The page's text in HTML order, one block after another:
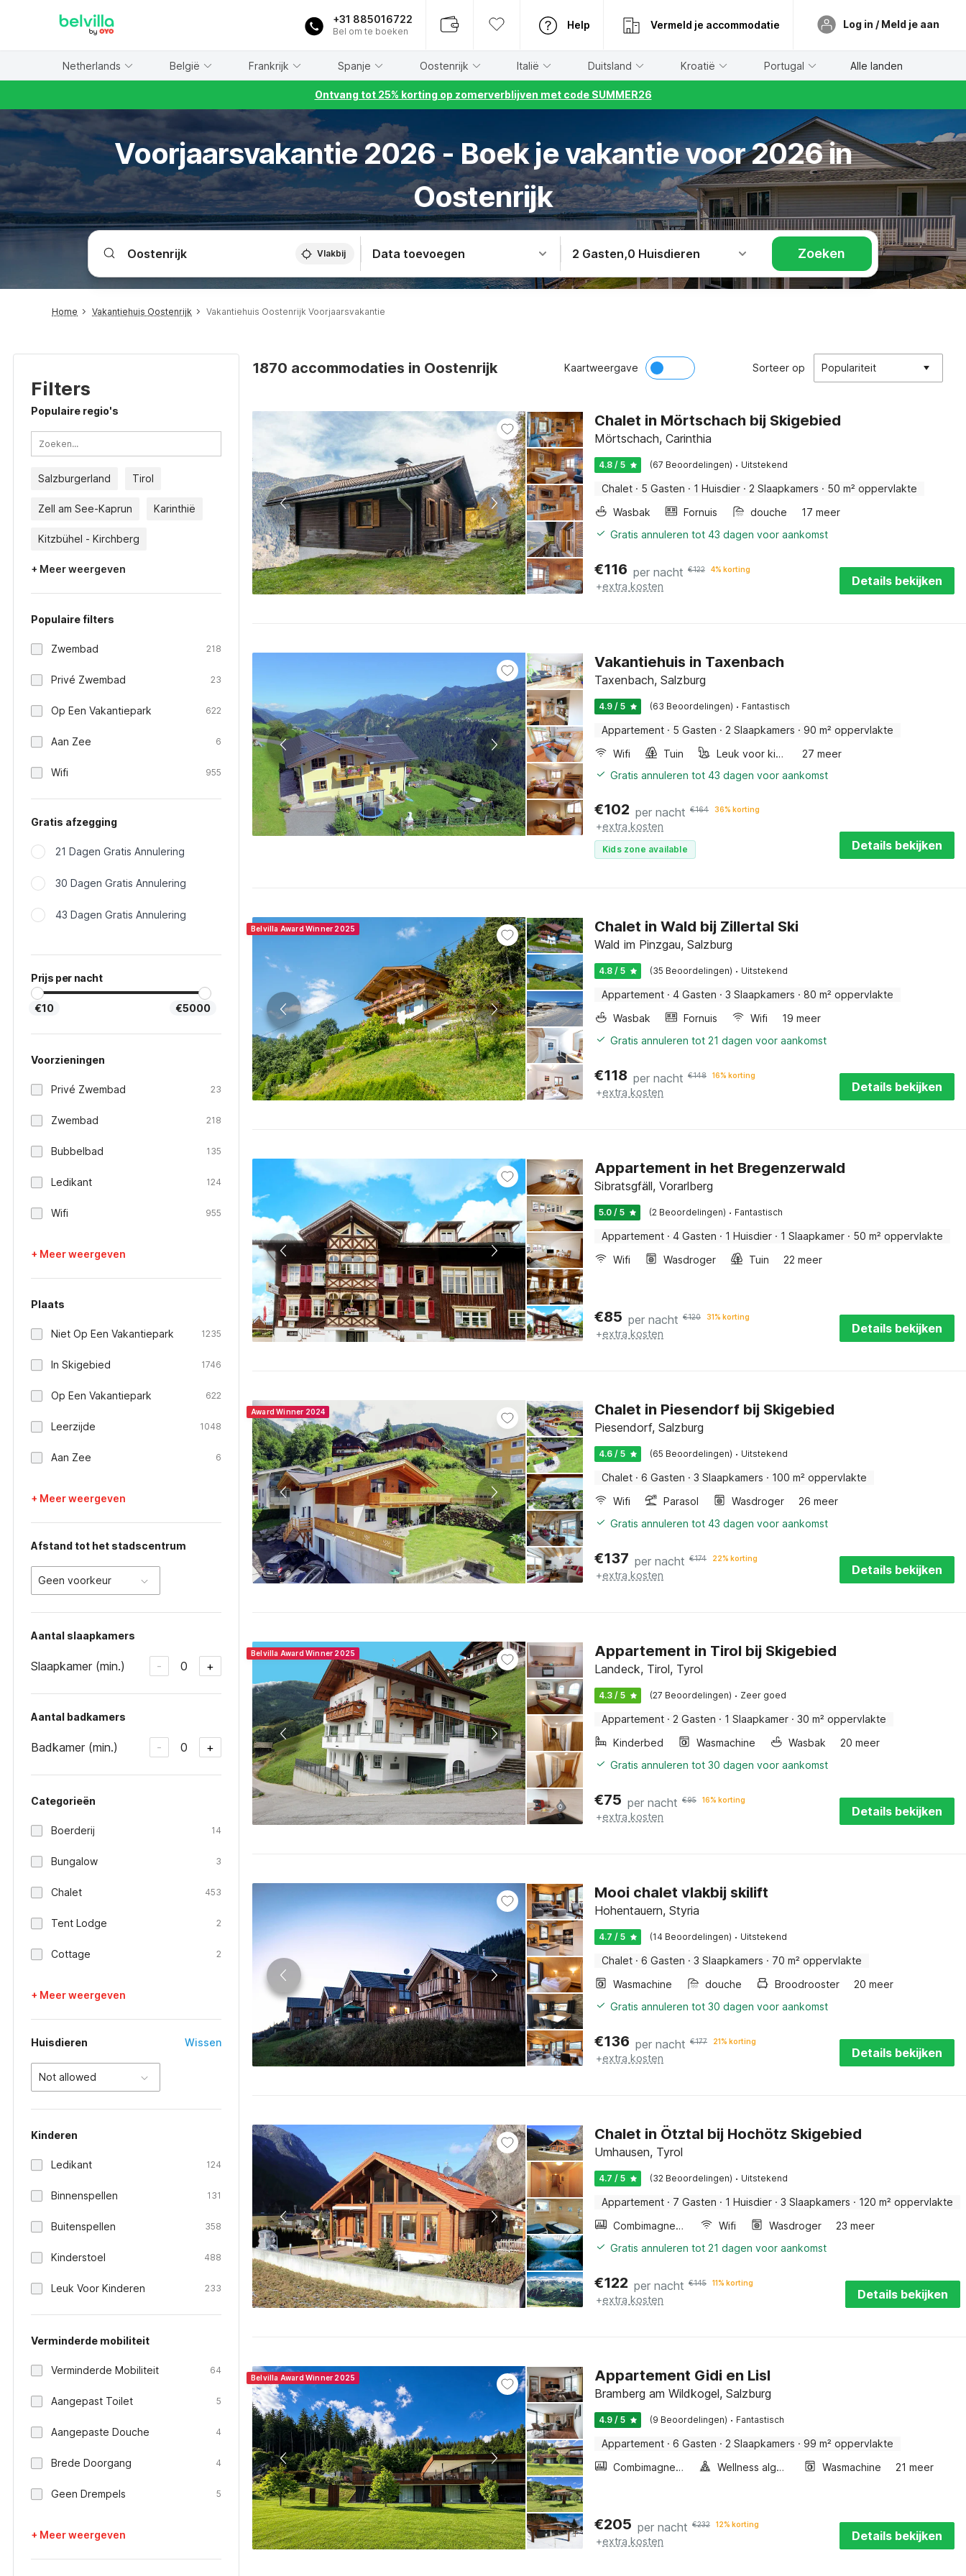
+31 885016722
Bel om te boeken
Help Vermeld je accommodatie Log in / Meld je aan
Netherlands België Frankrijk Spanje Oostenrijk Italië Duitsland Kroatië Portugal Alle landen
Ontvang tot 25% korting op zomerverblijven met code SUMMER26
Voorjaarsvakantie 2026 - Boek je vakantie voor 2026 in
Oostenrijk
Vlakbij Data toevoegen 2 Gasten,0 Huisdieren Zoeken
Home Vakantiehuis Oostenrijk Vakantiehuis Oostenrijk Voorjaarsvakantie
Filters
Populaire regio's
Salzburgerland Tirol
Zell am See-Kaprun Karinthië
Kitzbühel - Kirchberg
+ Meer weergeven
Populaire filters
Zwembad 218
Privé Zwembad 23
Op Een Vakantiepark 622
Aan Zee 6
Wifi 955
Gratis afzegging
21 Dagen Gratis Annulering
30 Dagen Gratis Annulering
43 Dagen Gratis Annulering
Prijs per nacht
€10 €5000
Voorzieningen
Privé Zwembad 23
Zwembad 218
Bubbelbad 135
Ledikant 124
Wifi 955
+ Meer weergeven
Plaats
Niet Op Een Vakantiepark 1235
In Skigebied 1746
Op Een Vakantiepark 622
Leerzijde 1048
Aan Zee 6
+ Meer weergeven
Afstand tot het stadscentrum
Geen voorkeur
Aantal slaapkamers
Slaapkamer (min.) - 0 +
Aantal badkamers
Badkamer (min.) - 0 +
Categorieën
Boerderij 14
Bungalow 3
Chalet 453
Tent Lodge 2
Cottage 2
+ Meer weergeven
Huisdieren Wissen
Not allowed
Kinderen
Ledikant 124
Binnenspellen 131
Buitenspellen 358
Kinderstoel 488
Leuk Voor Kinderen 233
Verminderde mobiliteit
Verminderde Mobiliteit 64
Aangepast Toilet 5
Aangepaste Douche 4
Brede Doorgang 4
Geen Drempels 5
+ Meer weergeven
1870 accommodaties in Oostenrijk Kaartweergave Sorteer op Populariteit
Chalet in Mörtschach bij Skigebied
Mörtschach, Carinthia
4.8 / 5 (67 Beoordelingen) · Uitstekend
Chalet · 5 Gasten · 1 Huisdier · 2 Slaapkamers · 50 m² oppervlakte
Wasbak
Fornuis douche
17 meer
Gratis annuleren tot 43 dagen voor aankomst
€116 per nacht €122 4% korting
+extra kosten Details bekijken
Vakantiehuis in Taxenbach
Taxenbach, Salzburg
4.9 / 5 (63 Beoordelingen) · Fantastisch
Appartement · 5 Gasten · 2 Slaapkamers · 90 m² oppervlakte
Wifi
Tuin Leuk voor kinderen
27 meer
Gratis annuleren tot 43 dagen voor aankomst
€102 per nacht €164 36% korting
+extra kosten
Kids zone available Details bekijken
Belvilla Award Winner 2025 Chalet in Wald bij Zillertal Ski
Wald im Pinzgau, Salzburg
4.8 / 5 (35 Beoordelingen) · Uitstekend
Appartement · 4 Gasten · 3 Slaapkamers · 80 m² oppervlakte
Wasbak
Fornuis Wifi
19 meer
Gratis annuleren tot 21 dagen voor aankomst
€118 per nacht €148 16% korting
+extra kosten Details bekijken
Appartement in het Bregenzerwald
Sibratsgfäll, Vorarlberg
5.0 / 5 (2 Beoordelingen) · Fantastisch
Appartement · 4 Gasten · 1 Huisdier · 1 Slaapkamer · 50 m² oppervlakte
Wifi
Wasdroger Tuin 22 meer
€85 per nacht €120 31% korting
+extra kosten Details bekijken
Award Winner 2024 Chalet in Piesendorf bij Skigebied
Piesendorf, Salzburg
4.6 / 5 (65 Beoordelingen) · Uitstekend
Chalet · 6 Gasten · 3 Slaapkamers · 100 m² oppervlakte
Wifi
Parasol Wasdroger
26 meer
Gratis annuleren tot 43 dagen voor aankomst
€137 per nacht €174 22% korting
+extra kosten Details bekijken
Belvilla Award Winner 2025 Appartement in Tirol bij Skigebied
Landeck, Tirol, Tyrol
4.3 / 5 (27 Beoordelingen) · Zeer goed
Appartement · 2 Gasten · 1 Slaapkamer · 30 m² oppervlakte
Kinderbed
Wasmachine Wasbak
20 meer
Gratis annuleren tot 30 dagen voor aankomst
€75 per nacht €95 16% korting
+extra kosten Details bekijken
Mooi chalet vlakbij skilift
Hohentauern, Styria
4.7 / 5 (14 Beoordelingen) · Uitstekend
Chalet · 6 Gasten · 3 Slaapkamers · 70 m² oppervlakte
Wasmachine
douche Broodrooster
20 meer
Gratis annuleren tot 30 dagen voor aankomst
€136 per nacht €177 21% korting
+extra kosten Details bekijken
Chalet in Ötztal bij Hochötz Skigebied
Umhausen, Tyrol
4.7 / 5 (32 Beoordelingen) · Uitstekend
Appartement · 7 Gasten · 1 Huisdier · 3 Slaapkamers · 120 m² oppervlakte
Combimagnetron
Wifi Wasdroger
23 meer
Gratis annuleren tot 21 dagen voor aankomst
€122 per nacht €145 11% korting
+extra kosten Details bekijken
Belvilla Award Winner 2025 Appartement Gidi en Lisl
Bramberg am Wildkogel, Salzburg
4.9 / 5 (9 Beoordelingen) · Fantastisch
Appartement · 6 Gasten · 2 Slaapkamers · 99 m² oppervlakte
Combimagnetron
Wellness algemeen Wasmachine 21 meer
€205 per nacht €232 12% korting
+extra kosten Details bekijken